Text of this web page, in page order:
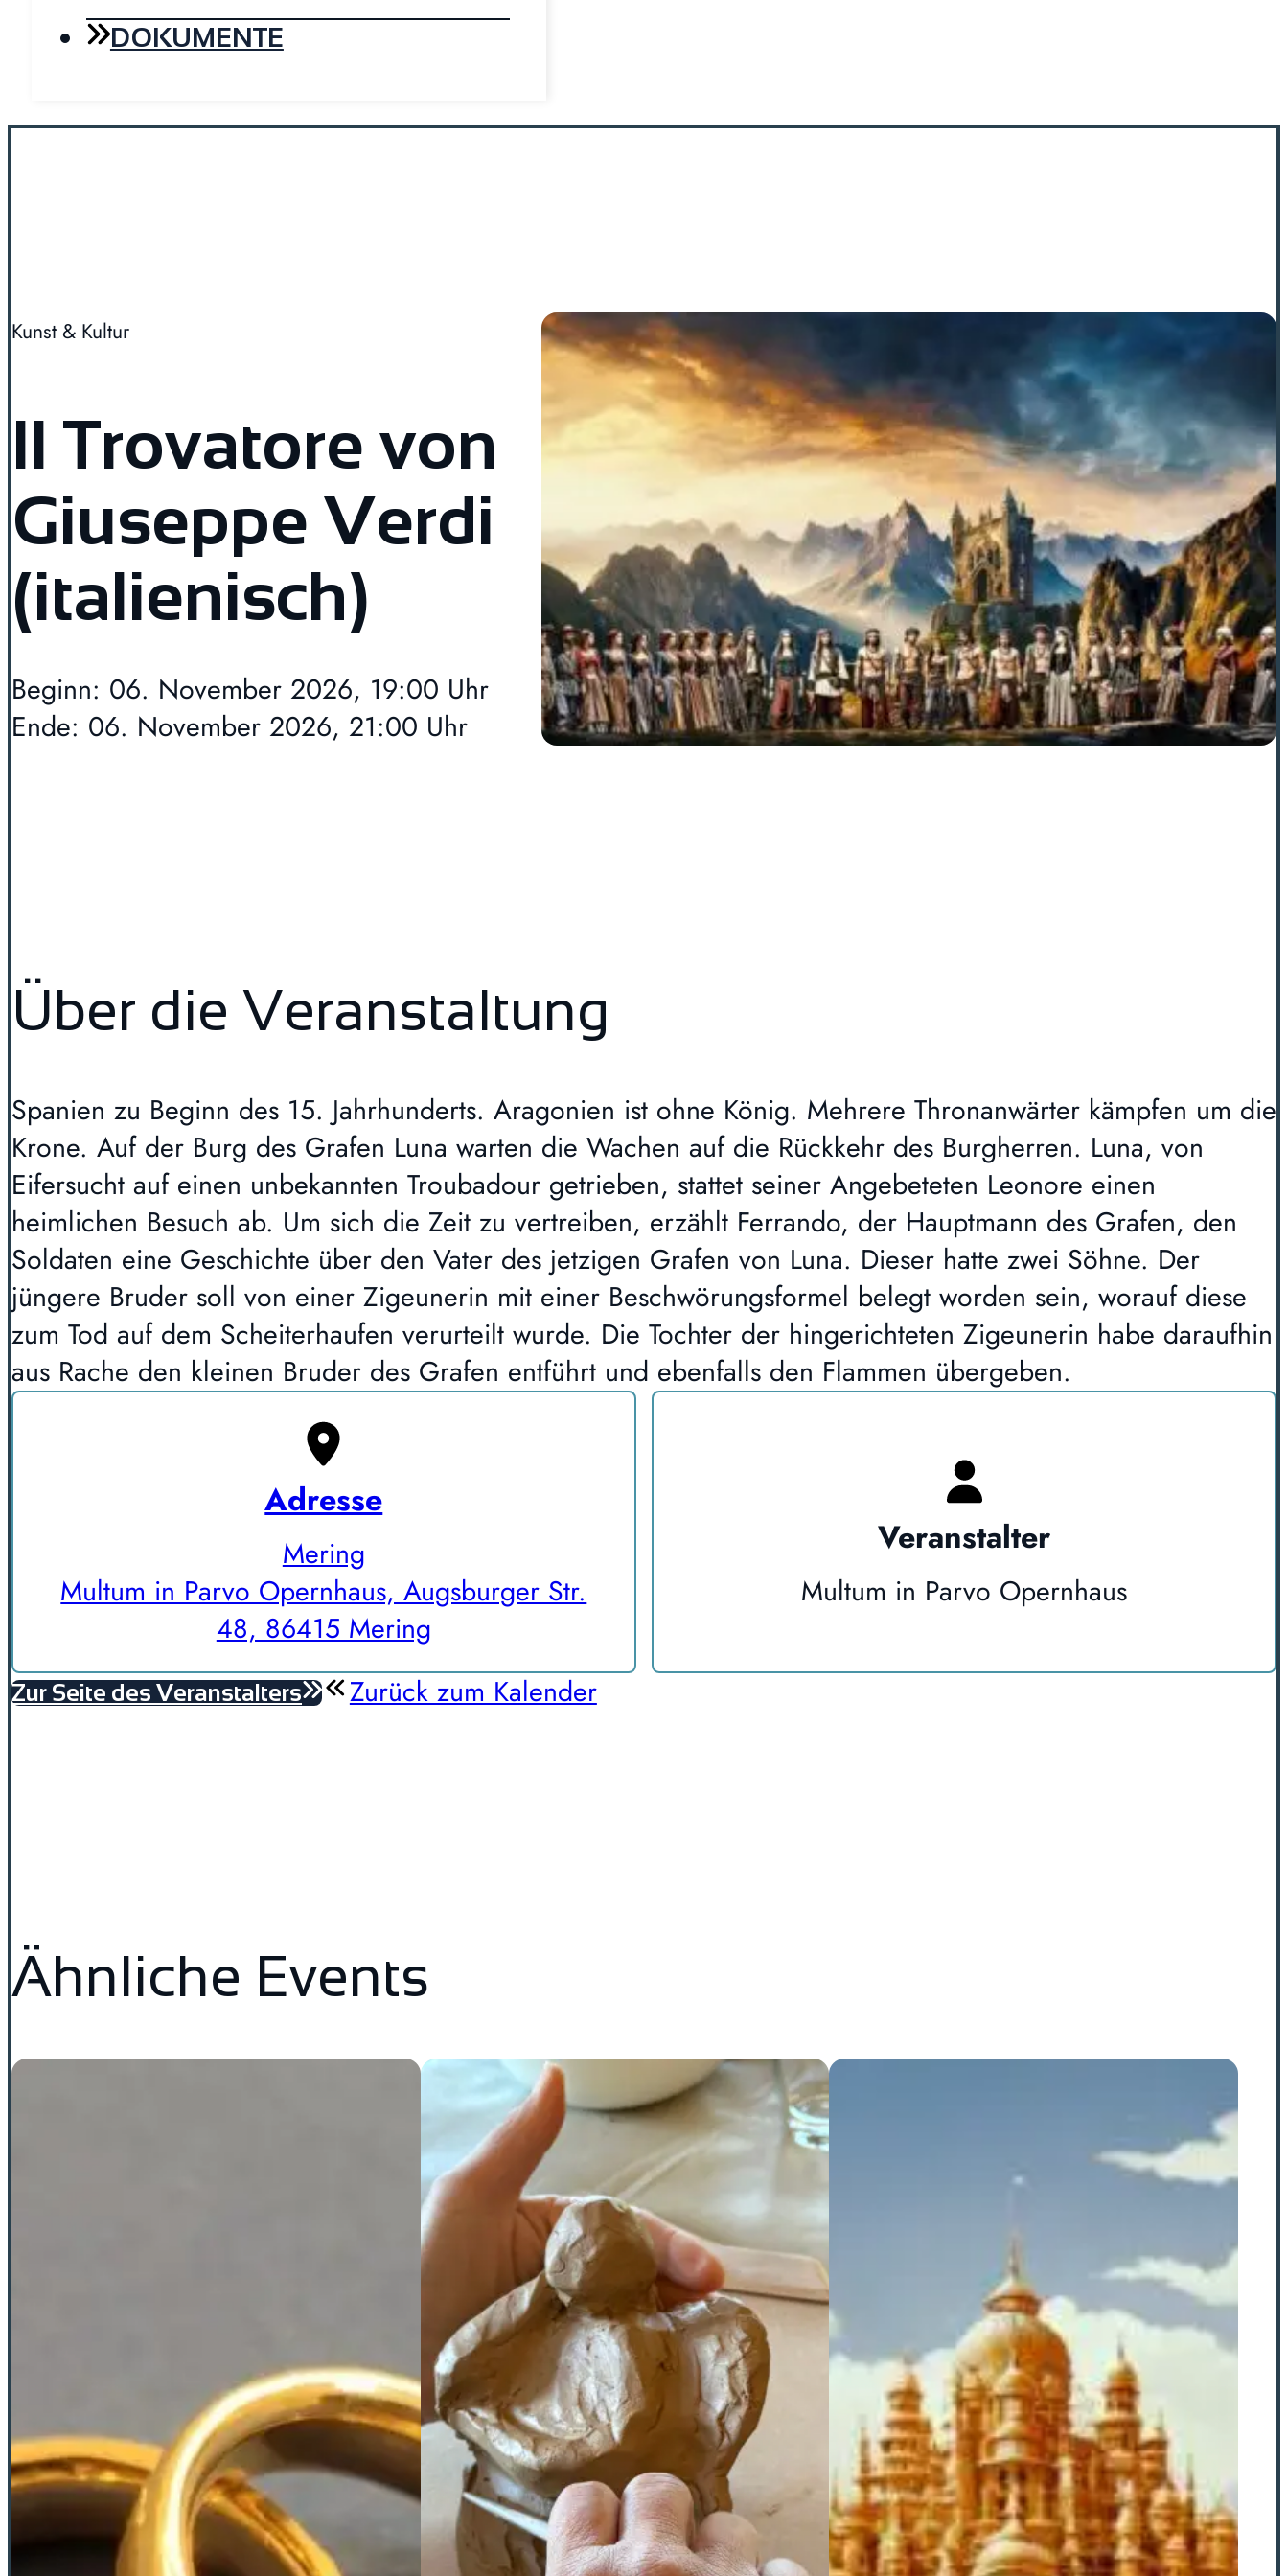
DOKUMENTE
Kunst & Kultur
Il Trovatore von
Giuseppe Verdi
(italienisch)
Beginn: 06. November 2026, 19:00 Uhr
Ende: 06. November 2026, 21:00 Uhr
Über die Veranstaltung
Spanien zu Beginn des 15. Jahrhunderts. Aragonien ist ohne König. Mehrere Thronanwärter kämpfen um die
Krone. Auf der Burg des Grafen Luna warten die Wachen auf die Rückkehr des Burgherren. Luna, von
Eifersucht auf einen unbekannten Troubadour getrieben, stattet seiner Angebeteten Leonore einen
heimlichen Besuch ab. Um sich die Zeit zu vertreiben, erzählt Ferrando, der Hauptmann des Grafen, den
Soldaten eine Geschichte über den Vater des jetzigen Grafen von Luna. Dieser hatte zwei Söhne. Der
jüngere Bruder soll von einer Zigeunerin mit einer Beschwörungsformel belegt worden sein, worauf diese
zum Tod auf dem Scheiterhaufen verurteilt wurde. Die Tochter der hingerichteten Zigeunerin habe daraufhin
aus Rache den kleinen Bruder des Grafen entführt und ebenfalls den Flammen übergeben.
Adresse
Mering
Multum in Parvo Opernhaus, Augsburger Str.
48, 86415 Mering
Veranstalter
Multum in Parvo Opernhaus
Zur Seite des Veranstalters Zurück zum Kalender
Ähnliche Events